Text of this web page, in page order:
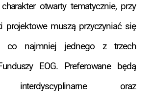
otwarty tematycznie, przy
projektowe muszą przyczyniać się
co najmniej jednego z trzech
EOG. Preferowane będą
interdyscyplinarne oraz